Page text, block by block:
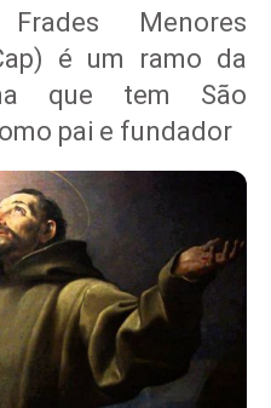
Menores
é um ramo da
que tem São
pai e fundador